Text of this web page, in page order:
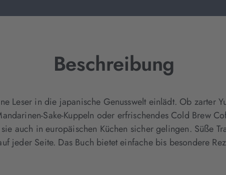
Beschreibung
Leser in die japanische Genusswelt einlädt. Ob zarter
Sake-Kuppeln oder erfrischendes Cold Brew
auch in europäischen Küchen sicher gelingen. Süße
jeder Seite. Das Buch bietet einfache bis besondere